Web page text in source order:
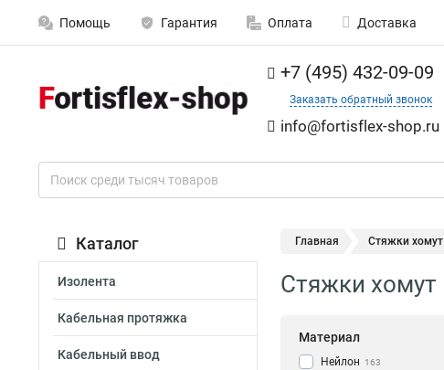
Помощь Гарантия Оплата Доставка
+7 (495) 432-09-09
Заказать обратный звонок
info@fortisflex-shop.ru
Каталог
Изолента
Кабельная протяжка
Кабельный ввод
Главная Стяжки хомут
Стяжки хомут
Материал
Нейлон 163